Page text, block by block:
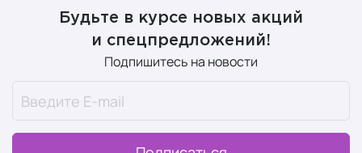
загрязнения, невидимые невооруженным глазом.
Частицы пыли и смога, а также декоративная
косметика оседают на поверхности. И, если за кожей
не ухаживать должным образом, может возникнуть
воспаление и угревая сыпь
Будьте в курсе новых акций
и спецпредложений!
Подпишитесь на новости